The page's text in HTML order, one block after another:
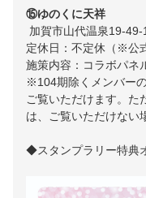
⑮ゆのくに天祥
加賀市山代温泉19-49-1
定休日：不定休（※公
施策内容：コラボパネ
※104期除くメンバー
ご覧いただけます。た
は、ご覧いただけない
◆スタンプラリー特典